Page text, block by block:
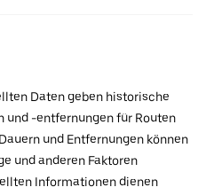
Daten geben historische
und -entfernungen für Routen
und Entfernungen können
und anderen Faktoren
Informationen dienen